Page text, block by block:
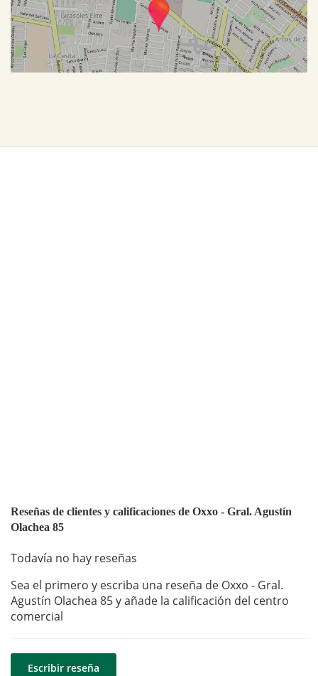
Reseñas de clientes y calificaciones de Oxxo - Gral. Agustín
Olachea 85
Todavía no hay reseñas
Sea el primero y escriba una reseña de Oxxo - Gral.
Agustín Olachea 85 y añade la calificación del centro
comercial
Escribir reseña